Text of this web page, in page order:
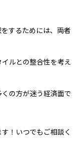
するためには、両者
ルとの整合性を考え
の方が迷う経済面で
！いつでもご相談く